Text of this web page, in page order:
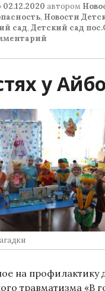
02.12.2020 автором
, Новости
сад, Детский сад
у
на профилактику
травматизма «В